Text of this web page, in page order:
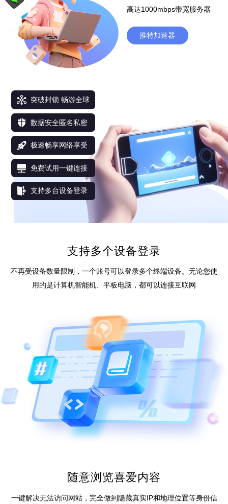
高达1000mbps带宽服务器
推特加速器
突破封锁 畅游全球
数据安全匿名私密
极速畅享网络享受
免费试用一键连接
支持多台设备登录
支持多个设备登录
不再受设备数量限制，一个账号可以登录多个终端设备。无论您使
用的是计算机智能机、平板电脑，都可以连接互联网
随意浏览喜爱内容
一键解决无法访问网站，完全做到隐藏真实IP和地理位置等身份信